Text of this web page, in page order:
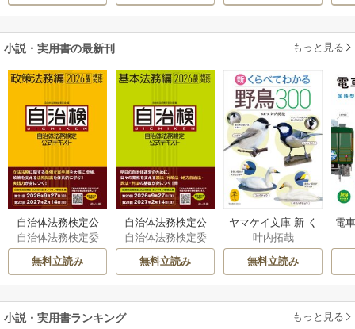
小説・実用書の最新刊 もっと見る
自治体法務検定公
式テキスト 政策
法務編 ２０２６
年度検定対応 1巻
自治体法務検定委
員会
無料立読み
自治体法務検定公
式テキスト 基本
法務編 ２０２６
年度検定対応 1巻
自治体法務検定委
員会
無料立読み
ヤマケイ文庫 新 く
らべてわかる野鳥3
00 1巻
叶内拓哉
無料立読み
電
小説・実用書ランキング もっと見る